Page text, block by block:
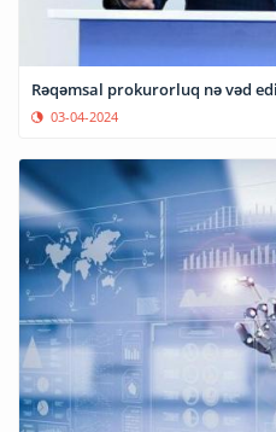
Rəqəmsal prokurorluq nə vəd
03-04-2024